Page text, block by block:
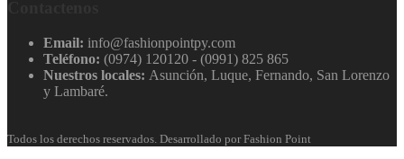
Email: info@fashionpointpy.com
Teléfono: (0974) 120120 - (0991) 825 865
Nuestros locales: Asunción, Luque, Fernando, San Lorenzo
y Lambaré.
Todos los derechos reservados. Desarrollado por Fashion Point